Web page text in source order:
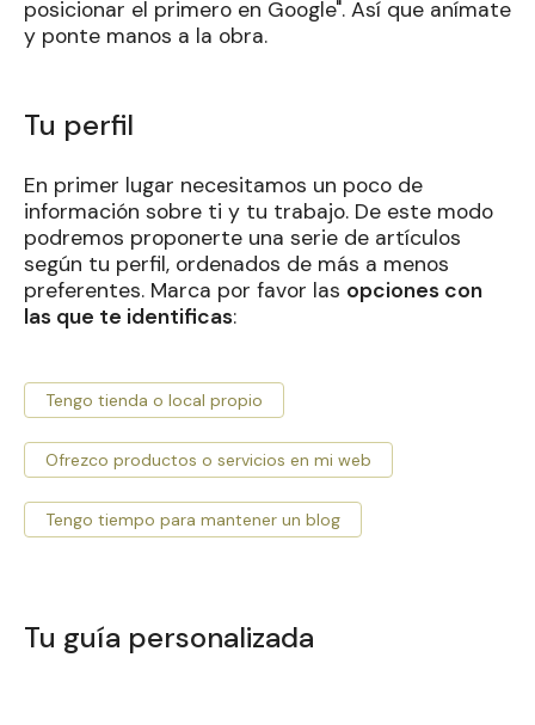
posicionar el primero en Google". Así que anímate
y ponte manos a la obra.
Tu perfil
En primer lugar necesitamos un poco de
información sobre ti y tu trabajo. De este modo
podremos proponerte una serie de artículos
según tu perfil, ordenados de más a menos
preferentes. Marca por favor las opciones con
las que te identificas:
Tengo tienda o local propio
Ofrezco productos o servicios en mi web
Tengo tiempo para mantener un blog
Tu guía personalizada